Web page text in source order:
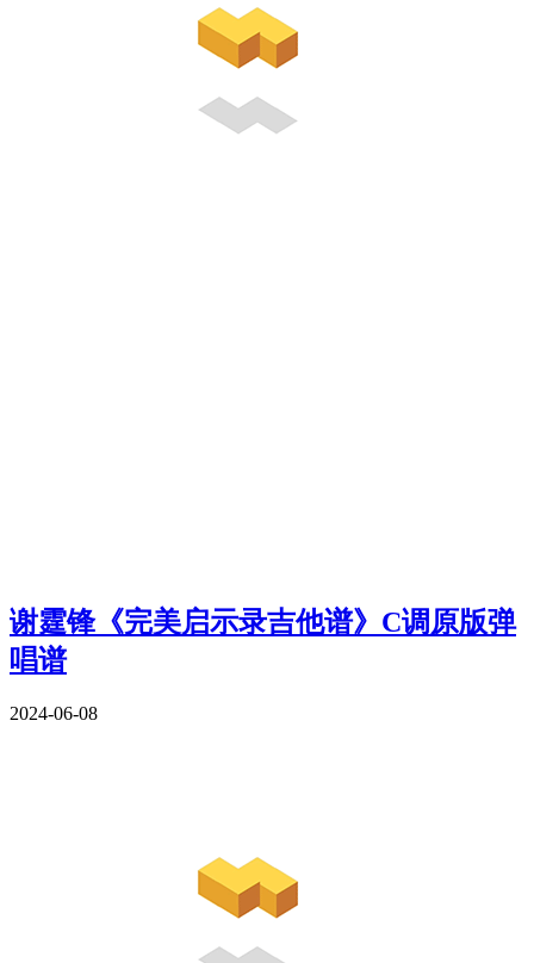
谢霆锋《完美启示录吉他谱》C调原版弹
唱谱
2024-06-08